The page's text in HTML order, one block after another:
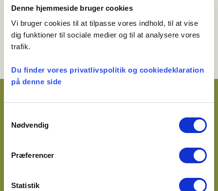
Denne hjemmeside bruger cookies
Vi bruger cookies til at tilpasse vores indhold, til at vise
dig funktioner til sociale medier og til at analysere vores
trafik.
Du finder vores privatlivspolitik og cookiedeklaration
på denne side
Nødvendig
Præferencer
Statistik
ledelsesmanual.
som Præsteforeningen indgår